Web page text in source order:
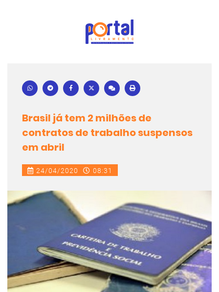
Brasil já tem 2 milhões de
contratos de trabalho suspensos
em abril
24/04/2020 08:31